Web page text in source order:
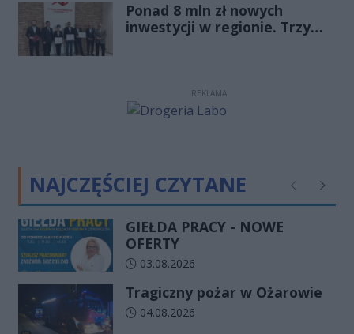
zmienia zasady gry
Ponad 8 mln zł nowych
inwestycji w regionie. Trzy
REKLAMA
NAJCZĘŚCIEJ CZYTANE Poprzednie
GIEŁDA PRACY - NOWE
OFERTY
Data dodania artykułu:
03.08.2026
Tragiczny pożar w Ożarowie
Data dodania artykułu:
04.08.2026